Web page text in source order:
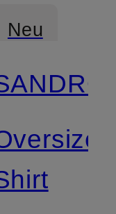
Neu